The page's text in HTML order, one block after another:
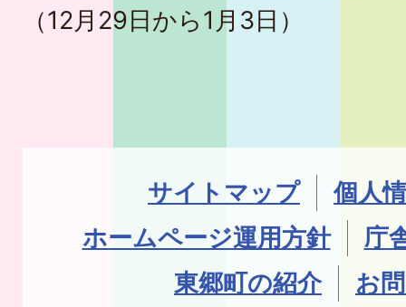
（12月29日から1月3日）
サイトマップ
個人
ホームページ運用方針
庁
東郷町の紹介
お